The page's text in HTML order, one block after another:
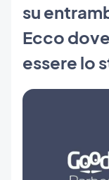
su
Ecco
essere lo